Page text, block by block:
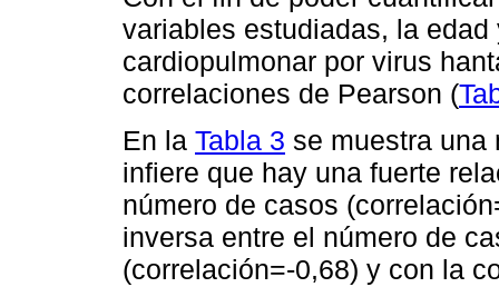
variables estudiadas, la
cardiopulmonar por virus
correlaciones de Pearson (
En la Tabla 3 se muestra una
infiere que hay una fuerte
número de casos
inversa entre el número de
(correlación=-0,68) y con la